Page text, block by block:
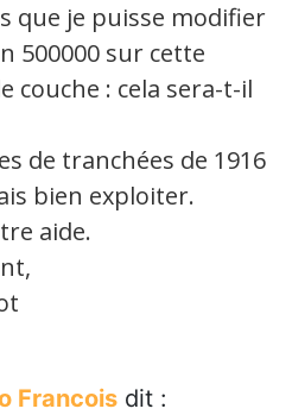
que je puisse modifier
500000 sur cette
couche : cela sera-t-il
de tranchées de 1916
bien exploiter.
aide.
Francois dit :